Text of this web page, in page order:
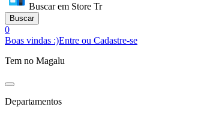
Buscar em Store Tr
Buscar
0
Boas vindas :)Entre ou Cadastre-se
Tem no Magalu
Departamentos